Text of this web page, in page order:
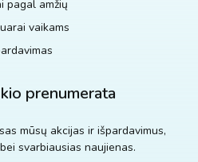
pagal amžių
vaikams
prenumerata
mūsų akcijas ir išpardavimus,
svarbiausias naujienas.